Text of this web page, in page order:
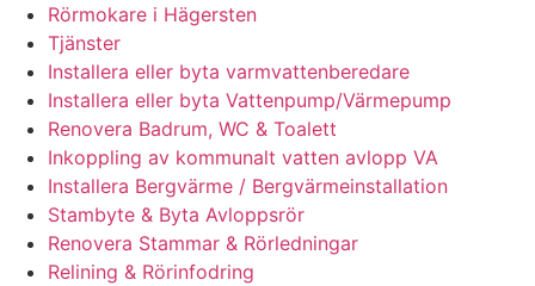
Rörmokare i Hägersten
Tjänster
Installera eller byta varmvattenberedare
Installera eller byta Vattenpump/Värmepump
Renovera Badrum, WC & Toalett
Inkoppling av kommunalt vatten avlopp VA
Installera Bergvärme / Bergvärmeinstallation
Stambyte & Byta Avloppsrör
Renovera Stammar & Rörledningar
Relining & Rörinfodring